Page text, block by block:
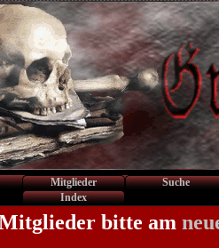
Mitglieder
Suche
Index
bitte am